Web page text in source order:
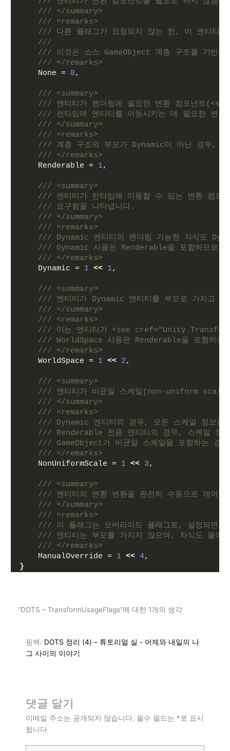
/// </summary>
/// <remarks>
/// 다른 플래그가 요청되지 않는 한, 이 엔티티는
///
/// 이것은 소스 GameObject 계층 구조를 기반
/// </remarks>
    None =
0,
/// <summary>
/// 엔티티가 렌더링에 필요한 변환 컴포넌트
/// 런타임에 엔티티를 이동시키는 데 필요한 변환
/// </summary>
/// <remarks>
/// 계층 구조의 부모가 Dynamic이 아닌 경우, 렌
/// </remarks>
    Renderable =
1,
/// <summary>
/// 엔티티가 런타임에 이동할 수 있는 변환
/// 요구함을 나타냅니다.
/// </summary>
/// <remarks>
/// Dynamic 엔티티의 렌더링 가능한 자식도
/// Dynamic 사용은 Renderable을 포함하므로,
/// </remarks>
    Dynamic =
1 << 1,
/// <summary>
/// 엔티티가 Dynamic 엔티티를 부모로 가지고 있
/// </summary>
/// <remarks>
/// 이는 엔티티가 <see
/// WorldSpace 사용은 Renderable을 포함하지
/// </remarks>
    WorldSpace =
1 << 2,
/// <summary>
/// 엔티티가 비균일 스케일(non-uniform scale)
/// </summary>
/// <remarks>
/// Dynamic 엔티티의 경우, 모든 스케일 정보
/// Renderable 전용 엔티티의 경우, 스케일 정
/// GameObject가 비균일 스케일을 포함하는 경
/// </remarks>
    NonUniformScale =
1 << 3,
/// <summary>
/// 엔티티의 변환 변환을 완전히 수동으로 제어하
/// </summary>
/// <remarks>
/// 이 플래그는 오버라이드 플래그로, 설정되면
/// 엔티티는 부모를 가지지 않으며, 자식도 붙어
/// </remarks>
    ManualOverride =
1 << 4,
}
“DOTS – TransformUsageFlags”에 대한 1개의 생각
핑백: DOTS 정리 (4) – 튜토리얼 실 - 어제와 내일의 나
그 사이의 이야기
댓글 달기
이메일 주소는 공개되지 않습니다. 필수 필드는 *로 표시
됩니다